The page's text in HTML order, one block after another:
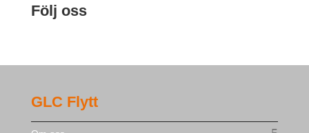
Följ oss
GLC Flytt